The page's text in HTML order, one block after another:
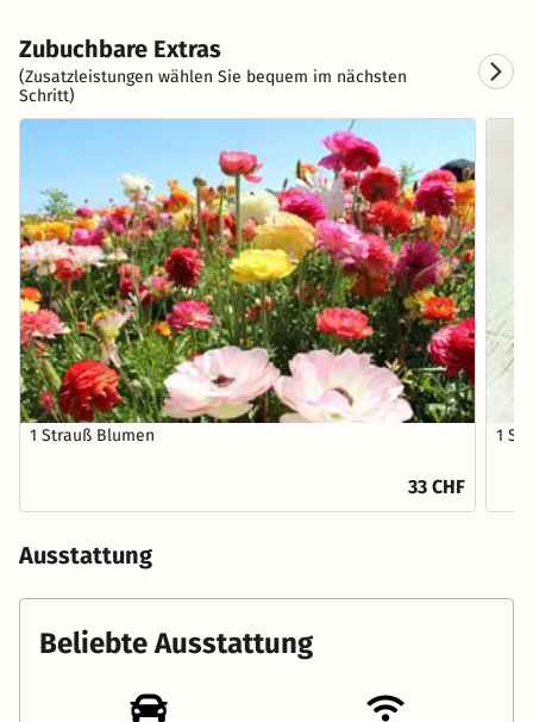
Zubuchbare Extras
(Zusatzleistungen wählen Sie bequem im nächsten
Schritt)
1 Strauß Blumen
33 CHF
1
Ausstattung
Beliebte Ausstattung